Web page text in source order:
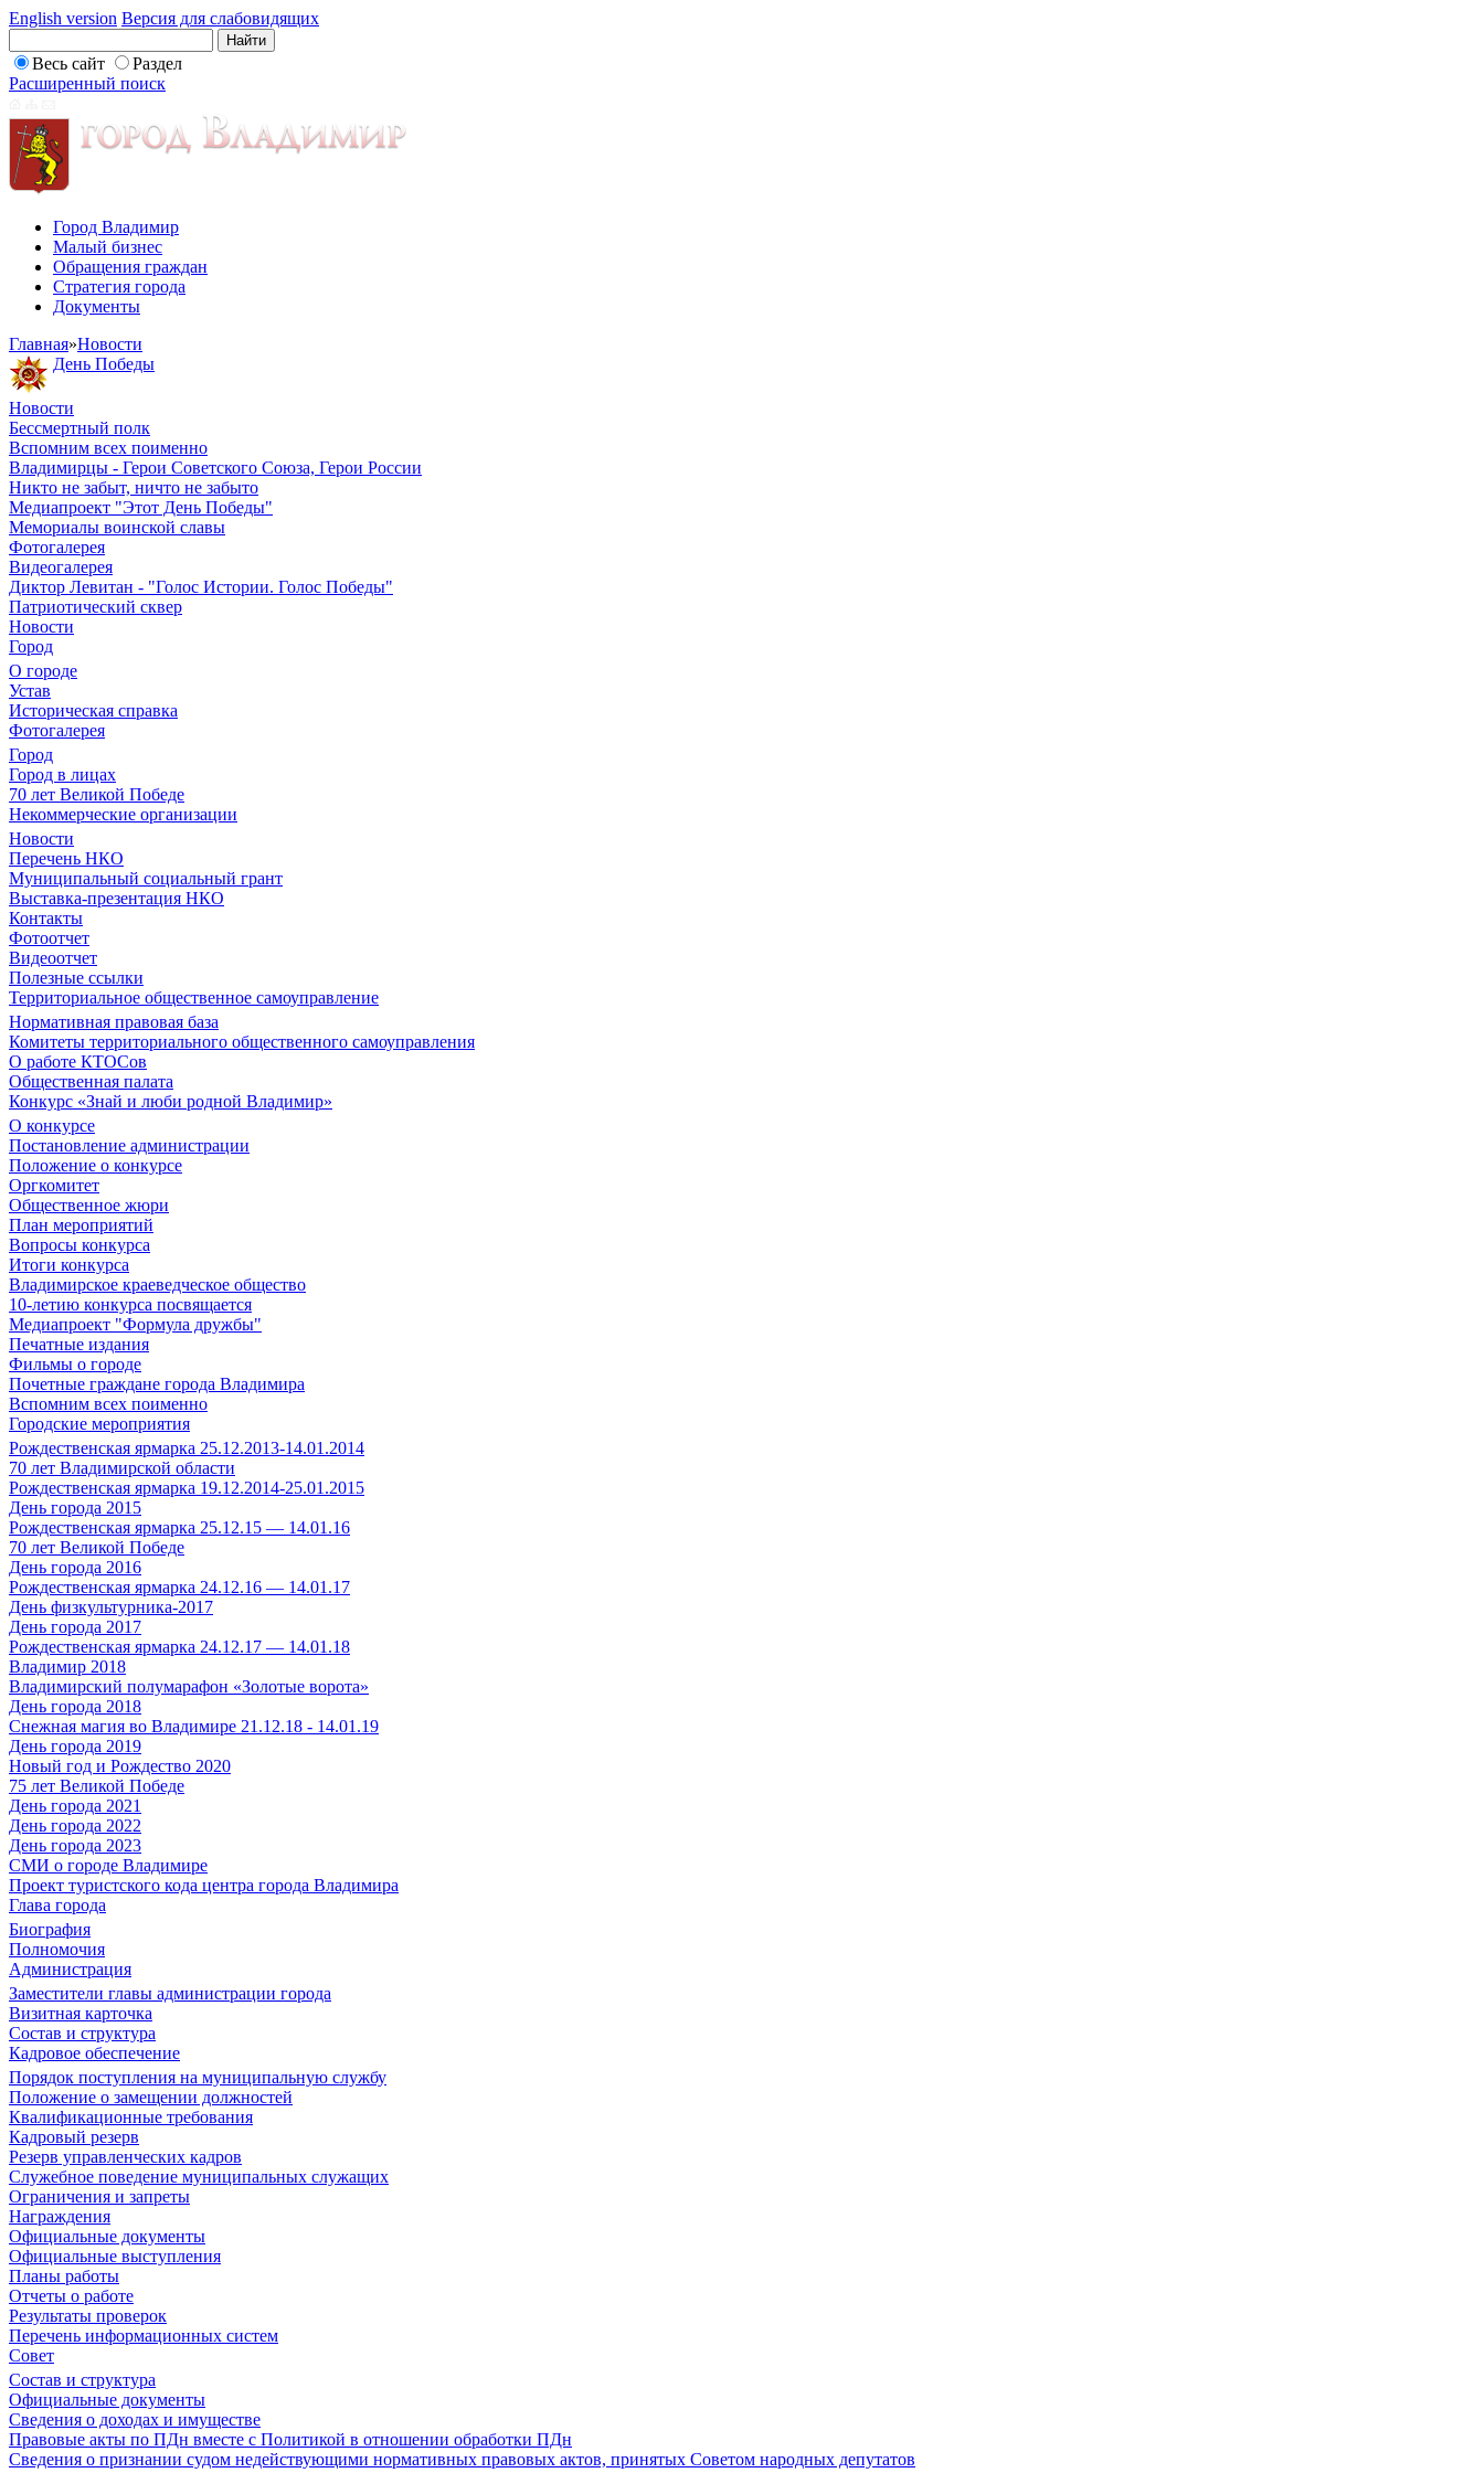
English version Версия для слабовидящих
Весь сайт
Раздел
Расширенный поиск
Город Владимир
Малый бизнес
Обращения граждан
Стратегия города
Документы
Главная»Новости
День Победы
Новости
Бессмертный полк
Вспомним всех поименно
Владимирцы - Герои Советского Союза, Герои России
Никто не забыт, ничто не забыто
Медиапроект "Этот День Победы"
Мемориалы воинской славы
Фотогалерея
Видеогалерея
Диктор Левитан - "Голос Истории. Голос Победы"
Патриотический сквер
Новости
Город
О городе
Устав
Историческая справка
Фотогалерея
Город
Город в лицах
70 лет Великой Победе
Некоммерческие организации
Новости
Перечень НКО
Муниципальный социальный грант
Выставка-презентация НКО
Контакты
Фотоотчет
Видеоотчет
Полезные ссылки
Территориальное общественное самоуправление
Нормативная правовая база
Комитеты территориального общественного самоуправления
О работе КТОСов
Общественная палата
Конкурс «Знай и люби родной Владимир»
О конкурсе
Постановление администрации
Положение о конкурсе
Оргкомитет
Общественное жюри
План мероприятий
Вопросы конкурса
Итоги конкурса
Владимирское краеведческое общество
10-летию конкурса посвящается
Медиапроект "Формула дружбы"
Печатные издания
Фильмы о городе
Почетные граждане города Владимира
Вспомним всех поименно
Городские мероприятия
Рождественская ярмарка 25.12.2013-14.01.2014
70 лет Владимирской области
Рождественская ярмарка 19.12.2014-25.01.2015
День города 2015
Рождественская ярмарка 25.12.15 — 14.01.16
70 лет Великой Победе
День города 2016
Рождественская ярмарка 24.12.16 — 14.01.17
День физкультурника-2017
День города 2017
Рождественская ярмарка 24.12.17 — 14.01.18
Владимир 2018
Владимирский полумарафон «Золотые ворота»
День города 2018
Снежная магия во Владимире 21.12.18 - 14.01.19
День города 2019
Новый год и Рождество 2020
75 лет Великой Победе
День города 2021
День города 2022
День города 2023
СМИ о городе Владимире
Проект туристского кода центра города Владимира
Глава города
Биография
Полномочия
Администрация
Заместители главы администрации города
Визитная карточка
Состав и структура
Кадровое обеспечение
Порядок поступления на муниципальную службу
Положение о замещении должностей
Квалификационные требования
Кадровый резерв
Резерв управленческих кадров
Служебное поведение муниципальных служащих
Ограничения и запреты
Награждения
Официальные документы
Официальные выступления
Планы работы
Отчеты о работе
Результаты проверок
Перечень информационных систем
Совет
Состав и структура
Официальные документы
Сведения о доходах и имуществе
Правовые акты по ПДн вместе с Политикой в отношении обработки ПДн
Сведения о признании судом недействующими нормативных правовых актов, принятых Советом народных депутатов